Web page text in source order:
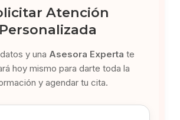
Atención
Personalizada
y una Asesora Experta te
hoy mismo para darte toda la
y agendar tu cita.